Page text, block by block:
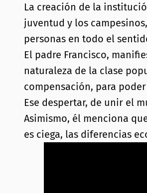
La creación de la
juventud y los
personas en todo el
El padre Francisco,
naturaleza de la clase
compensación, para
Ese despertar, de unir el
Asimismo, él menciona
es ciega, las diferencias